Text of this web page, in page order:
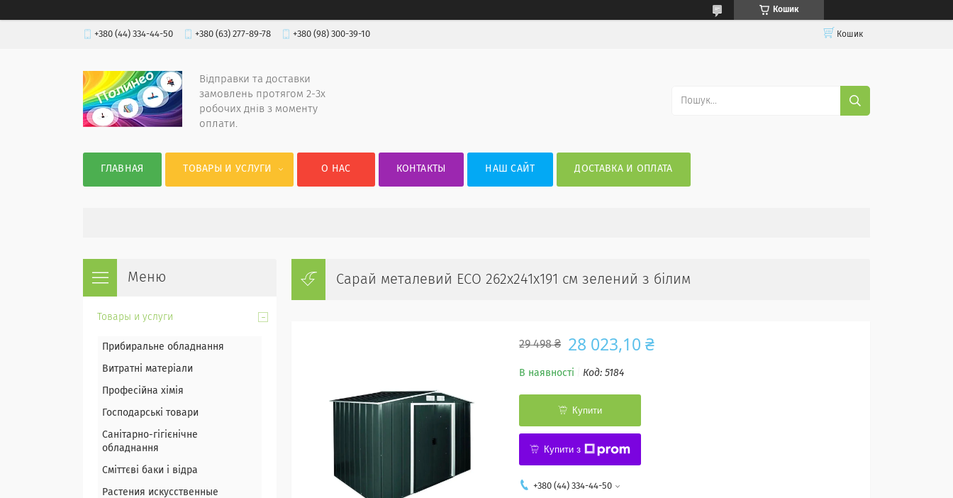
Кошик
+380 (44) 334-44-50 +380 (63) 277-89-78 +380 (98) 300-39-10 Кошик
Відправки та доставки
замовлень протягом 2-3х
робочих днів з моменту
оплати.
ГЛАВНАЯ ТОВАРЫ И УСЛУГИ О НАС КОНТАКТЫ НАШ САЙТ ДОСТАВКА И ОПЛАТА
Сарай металевий ECO 262x241x191 см зелений з білим
29 498 ₴ 28 023,10 ₴
В наявності Код: 5184
Купити
Купити з
+380 (44) 334-44-50
Товары и услуги
Прибиральне обладнання
Витратні матеріали
Професійна хімія
Господарські товари
Санітарно-гігієнічне
обладнання
Сміттєві баки і відра
Растения искусственные